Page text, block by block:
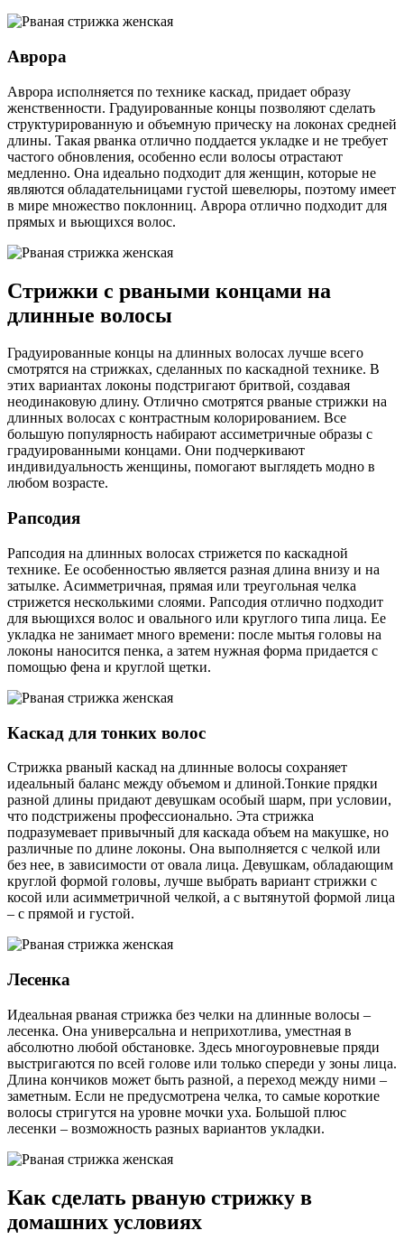
Аврора
Аврора исполняется по технике каскад, придает образу
женственности. Градуированные концы позволяют сделать
структурированную и объемную прическу на локонах средней
длины. Такая рванка отлично поддается укладке и не требует
частого обновления, особенно если волосы отрастают
медленно. Она идеально подходит для женщин, которые не
являются обладательницами густой шевелюры, поэтому имеет
в мире множество поклонниц. Аврора отлично подходит для
прямых и вьющихся волос.
Стрижки с рваными концами на
длинные волосы
Градуированные концы на длинных волосах лучше всего
смотрятся на стрижках, сделанных по каскадной технике. В
этих вариантах локоны подстригают бритвой, создавая
неодинаковую длину. Отлично смотрятся рваные стрижки на
длинных волосах с контрастным колорированием. Все
большую популярность набирают ассиметричные образы с
градуированными концами. Они подчеркивают
индивидуальность женщины, помогают выглядеть модно в
любом возрасте.
Рапсодия
Рапсодия на длинных волосах стрижется по каскадной
технике. Ее особенностью является разная длина внизу и на
затылке. Асимметричная, прямая или треугольная челка
стрижется несколькими слоями. Рапсодия отлично подходит
для вьющихся волос и овального или круглого типа лица. Ее
укладка не занимает много времени: после мытья головы на
локоны наносится пенка, а затем нужная форма придается с
помощью фена и круглой щетки.
Каскад для тонких волос
Стрижка рваный каскад на длинные волосы сохраняет
идеальный баланс между объемом и длиной.Тонкие прядки
разной длины придают девушкам особый шарм, при условии,
что подстрижены профессионально. Эта стрижка
подразумевает привычный для каскада объем на макушке, но
различные по длине локоны. Она выполняется с челкой или
без нее, в зависимости от овала лица. Девушкам, обладающим
круглой формой головы, лучше выбрать вариант стрижки с
косой или асимметричной челкой, а с вытянутой формой лица
– с прямой и густой.
Лесенка
Идеальная рваная стрижка без челки на длинные волосы –
лесенка. Она универсальна и неприхотлива, уместная в
абсолютно любой обстановке. Здесь многоуровневые пряди
выстригаются по всей голове или только спереди у зоны лица.
Длина кончиков может быть разной, а переход между ними –
заметным. Если не предусмотрена челка, то самые короткие
волосы стригутся на уровне мочки уха. Большой плюс
лесенки – возможность разных вариантов укладки.
Как сделать рваную стрижку в
домашних условиях